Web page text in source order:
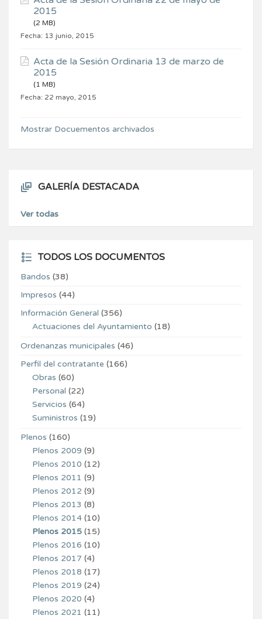
2015
(2 MB)
Fecha: 13 junio, 2015
Acta de la Sesión Ordinaria 13 de marzo de
2015
(1 MB)
Fecha: 22 mayo, 2015
Mostrar Docuementos archivados
GALERÍA DESTACADA
Ver todas
TODOS LOS DOCUMENTOS
Bandos (38)
Impresos (44)
Información General (356)
Actuaciones del Ayuntamiento (18)
Ordenanzas municipales (46)
Perfil del contratante (166)
Obras (60)
Personal (22)
Servicios (64)
Suministros (19)
Plenos (160)
Plenos 2009 (9)
Plenos 2010 (12)
Plenos 2011 (9)
Plenos 2012 (9)
Plenos 2013 (8)
Plenos 2014 (10)
Plenos 2015 (15)
Plenos 2016 (10)
Plenos 2017 (4)
Plenos 2018 (17)
Plenos 2019 (24)
Plenos 2020 (4)
Plenos 2021 (11)